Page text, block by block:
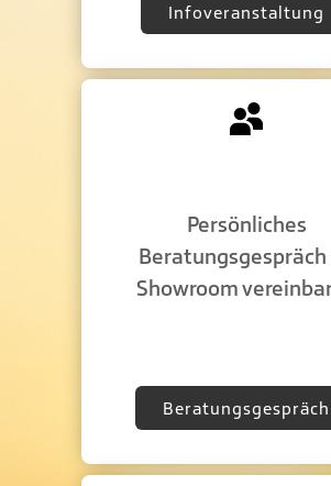
Infoveranstaltung
Persönliches
Beratungsgespräch
Showroom
Beratungsgespräch